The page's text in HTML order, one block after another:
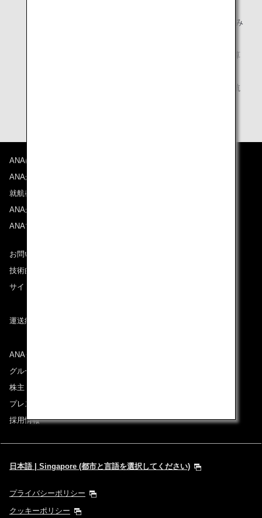
ベトナム航空（VN）については、コードシェア区間のみ
山東航空運航便（コードシェア便を含む）はマイル積算
南アフリカ航空のエアリンク航空運航便（南アフリカ航
ANAについて
ANAからのお知らせ
就航都市
ANAがお約束する体験
ANAマイレージクラブ
お問い合わせ
技術的なお問い合わせ（推奨環境）
サイトマップ
運送約款
ANAグループについて
グループ企業一覧
株主・投資家情報
プレスリリース
採用情報
日本語 | Singapore (都市と言語を選択してください)
プライバシーポリシー
クッキーポリシー